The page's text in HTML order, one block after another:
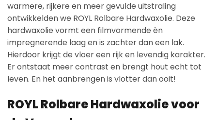
warmere, rijkere en meer gevulde uitstraling
ontwikkelden we ROYL Rolbare Hardwaxolie. Deze
hardwaxolie vormt een filmvormende èn
impregnerende laag en is zachter dan een lak.
Hierdoor krijgt de vloer een rijk en levendig karakter.
Er ontstaat meer contrast en brengt hout echt tot
leven. En het aanbrengen is vlotter dan ooit!
ROYL Rolbare Hardwaxolie voor